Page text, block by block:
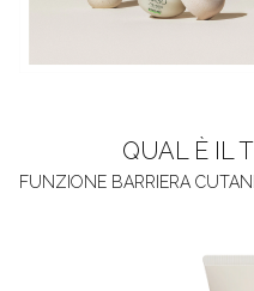
QUAL È IL
FUNZIONE BARRIERA